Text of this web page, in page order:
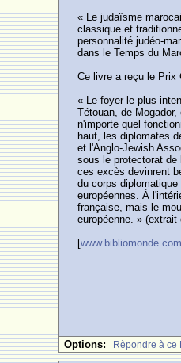
« Le judaïsme
classique et
personnalité judéo-
dans le Temps du
Ce livre a reçu le Prix
« Le foyer le plus
Tétouan, de
n'importe quel
haut, les diplomates
et l'Anglo-Jewish
sous le protectorat
ces excès devinrent
du corps
européennes. À
française, mais le
européenne. »
[
Options: Rèpondre à ce